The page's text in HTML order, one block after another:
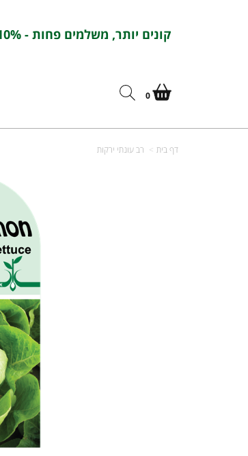
קונים יותר, משלמים פחות - 10% הנחה בקניה מעל 100 ש''ח בהזנת הקוד : אורחדש10
0
דף בית רב עונתי ירקות